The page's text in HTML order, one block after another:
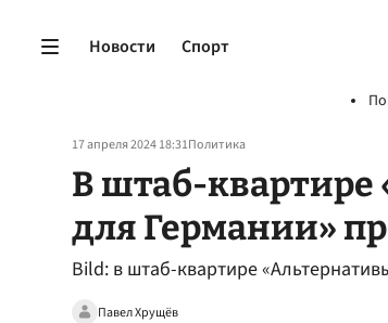
Новости Спорт
17 апреля 2024 18:31Политика
В штаб-квартире
для Германии»
Bild: в штаб-квартире
Павел Хрущёв